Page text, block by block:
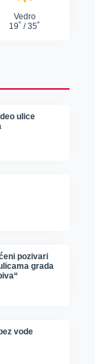
ulice
pozivari
grada
vode